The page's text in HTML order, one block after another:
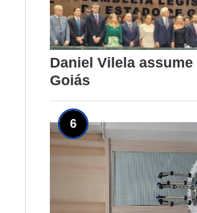
Daniel Vilela
Goiás